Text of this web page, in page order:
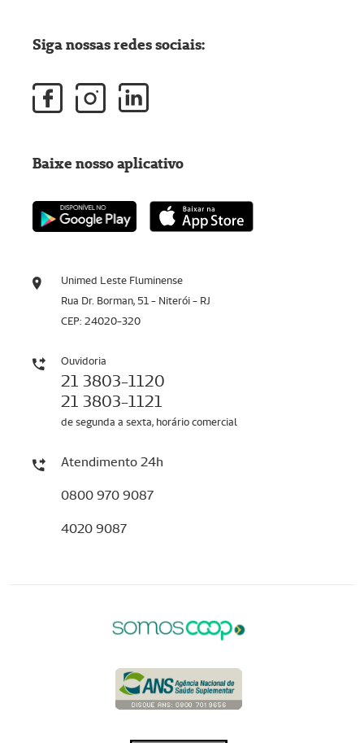
Unimed Leste Fluminense
Rua Dr. Borman, 51 - Niterói - RJ
CEP: 24020-320
Ouvidoria
21 3803-1120
21 3803-1121
de segunda a sexta, horário comercial
Atendimento 24h
0800 970 9087
4020 9087
Siga nossas redes sociais:
Baixe nosso aplicativo